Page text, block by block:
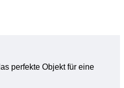
perfekte Objekt für eine